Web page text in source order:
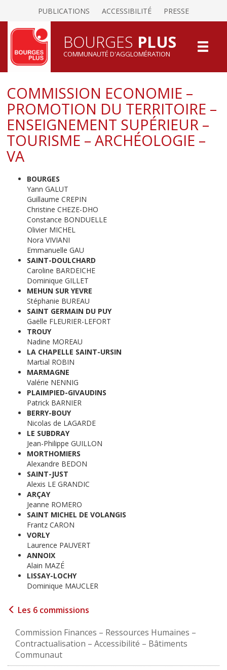
PUBLICATIONS ACCESSIBILITÉ PRESSE
BOURGES PLUS
COMMUNAUTÉ D'AGGLOMÉRATION
COMMISSION ECONOMIE –
PROMOTION DU TERRITOIRE –
ENSEIGNEMENT SUPÉRIEUR –
TOURISME – ARCHÉOLOGIE –
VA
BOURGES
Yann GALUT
Guillaume CREPIN
Christine CHEZE-DHO
Constance BONDUELLE
Olivier MICHEL
Nora VIVIANI
Emmanuelle GAU
SAINT-DOULCHARD
Caroline BARDEICHE
Dominique GILLET
MEHUN SUR YEVRE
Stéphanie BUREAU
SAINT GERMAIN DU PUY
Gaëlle FLEURIER-LEFORT
TROUY
Nadine MOREAU
LA CHAPELLE SAINT-URSIN
Martial ROBIN
MARMAGNE
Valérie NENNIG
PLAIMPIED-GIVAUDINS
Patrick BARNIER
BERRY-BOUY
Nicolas de LAGARDE
LE SUBDRAY
Jean-Philippe GUILLON
MORTHOMIERS
Alexandre BEDON
SAINT-JUST
Alexis LE GRANDIC
ARÇAY
Jeanne ROMERO
SAINT MICHEL DE VOLANGIS
Frantz CARON
VORLY
Laurence PAUVERT
ANNOIX
Alain MAZÉ
LISSAY-LOCHY
Dominique MAUCLER
Les 6 commissions
Commission Finances – Ressources Humaines –
Contractualisation – Accessibilité – Bâtiments
Communaut